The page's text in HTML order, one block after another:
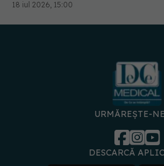
URMĂREȘTE-NE
DESCARCĂ